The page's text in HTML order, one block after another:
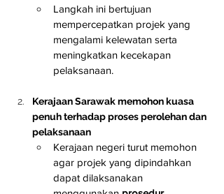
Langkah ini bertujuan
mempercepatkan projek yang
mengalami kelewatan serta
meningkatkan kecekapan
pelaksanaan.
Kerajaan Sarawak memohon kuasa
penuh terhadap proses perolehan dan
pelaksanaan
Kerajaan negeri turut memohon
agar projek yang dipindahkan
dapat dilaksanakan